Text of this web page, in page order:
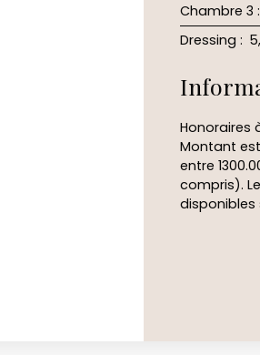
Chambre 3 :
Dressing :
Honoraires
Montant
entre
compris).
disponibles